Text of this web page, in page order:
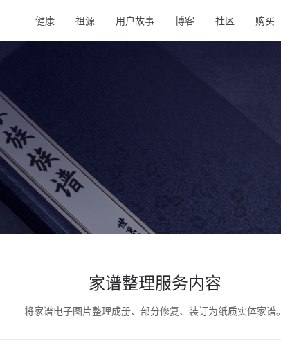
健康 祖源 用户故事 博客 社区 购买
家谱整理服务内容
将家谱电子图片整理成册、部分修复、装订为纸质实体家谱。